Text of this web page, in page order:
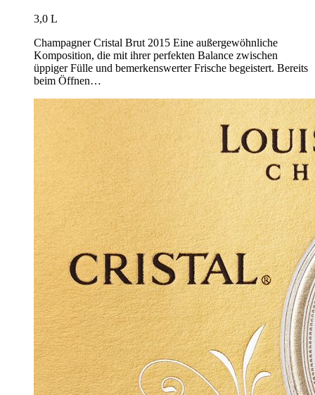
3,0 L
Champagner Cristal Brut 2015 Eine außergewöhnliche
Komposition, die mit ihrer perfekten Balance zwischen
üppiger Fülle und bemerkenswerter Frische begeistert. Bereits
beim Öffnen…